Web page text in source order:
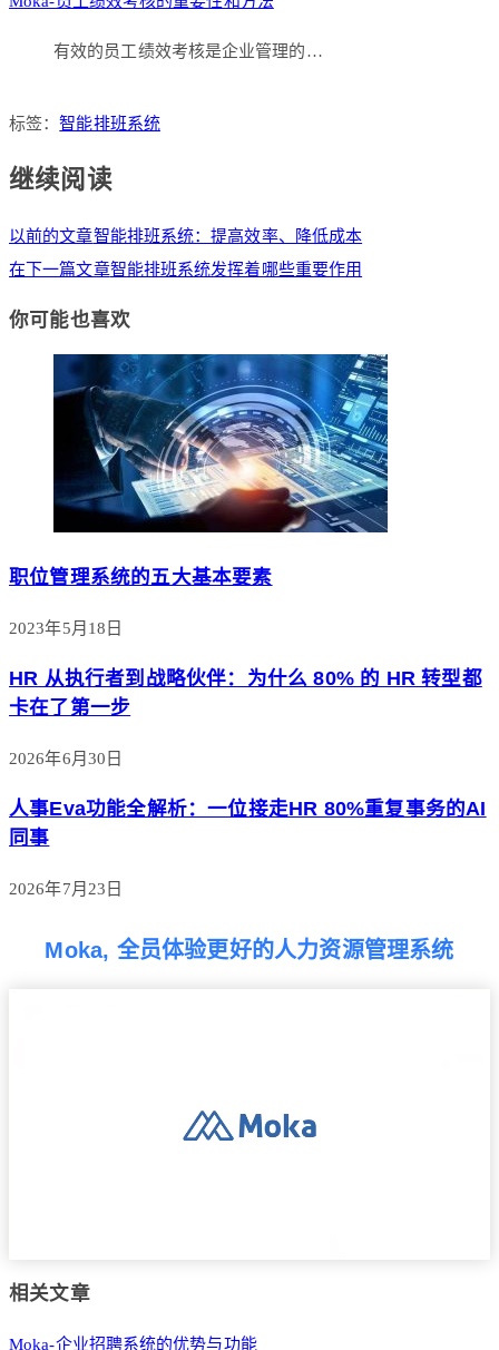
有效的员工绩效考核是企业管理的…
标签：智能排班系统
继续阅读
以前的文章智能排班系统：提高效率、降低成本
在下一篇文章智能排班系统发挥着哪些重要作用
你可能也喜欢
职位管理系统的五大基本要素
2023年5月18日
HR 从执行者到战略伙伴：为什么 80% 的 HR 转型都
卡在了第一步
2026年6月30日
人事Eva功能全解析：一位接走HR 80%重复事务的AI
同事
2026年7月23日
Moka, 全员体验更好的人力资源管理系统
相关文章
Moka-企业招聘系统的优势与功能